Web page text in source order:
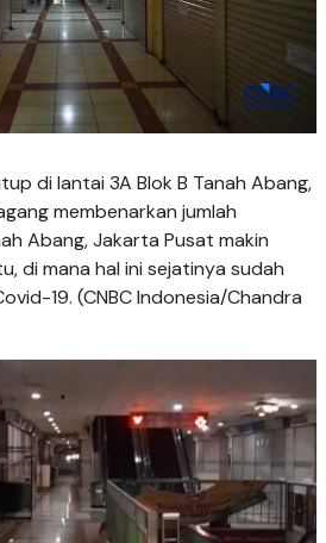
di lantai 3A Blok B Tanah Abang,
membenarkan jumlah
Abang, Jakarta Pusat makin
di mana hal ini sejatinya sudah
19. (CNBC Indonesia/Chandra